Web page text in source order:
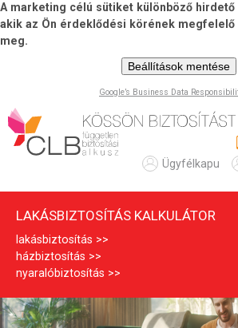
A marketing célú sütiket különböző hirdető
akik az Ön érdeklődési körének
meg.
Beállítások mentése
Google’s Business Data
Ugrás
a
tartalomra
a
k
á
s
b
Ügyfélkapu
LAKÁSBIZTOSÍTÁS KALKULÁTOR
lakásbiztosítás
házbiztosítás
nyaralóbiztosítás